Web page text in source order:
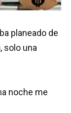
planeado de
solo una
noche me